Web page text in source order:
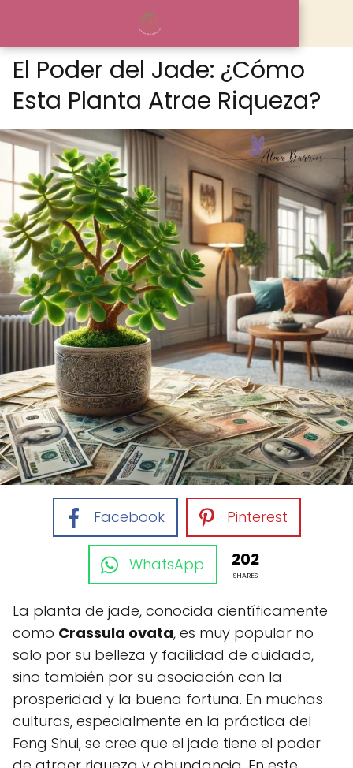
El Poder del Jade: ¿Cómo
Esta Planta Atrae Riqueza?
Facebook Pinterest
WhatsApp 202
SHARES
La planta de jade, conocida científicamente
como Crassula ovata, es muy popular no
solo por su belleza y facilidad de cuidado,
sino también por su asociación con la
prosperidad y la buena fortuna. En muchas
culturas, especialmente en la práctica del
Feng Shui, se cree que el jade tiene el poder